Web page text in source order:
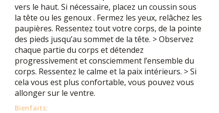
vers le haut. Si nécessaire, placez un coussin sous
la tête ou les genoux . Fermez les yeux, relâchez les
paupières. Ressentez tout votre corps, de la pointe
des pieds jusqu’au sommet de la tête. > Observez
chaque partie du corps et détendez
progressivement et consciemment l’ensemble du
corps. Ressentez le calme et la paix intérieurs. > Si
cela vous est plus confortable, vous pouvez vous
allonger sur le ventre.
Bienfaits: